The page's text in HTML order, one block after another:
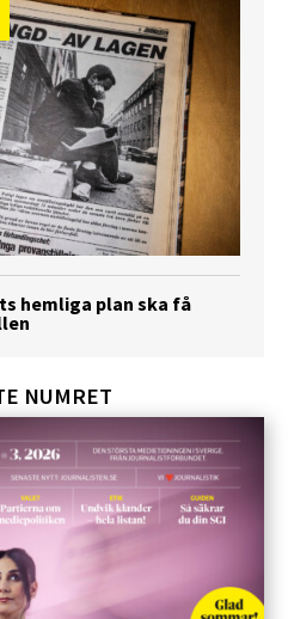
hemliga plan ska få
NUMRET